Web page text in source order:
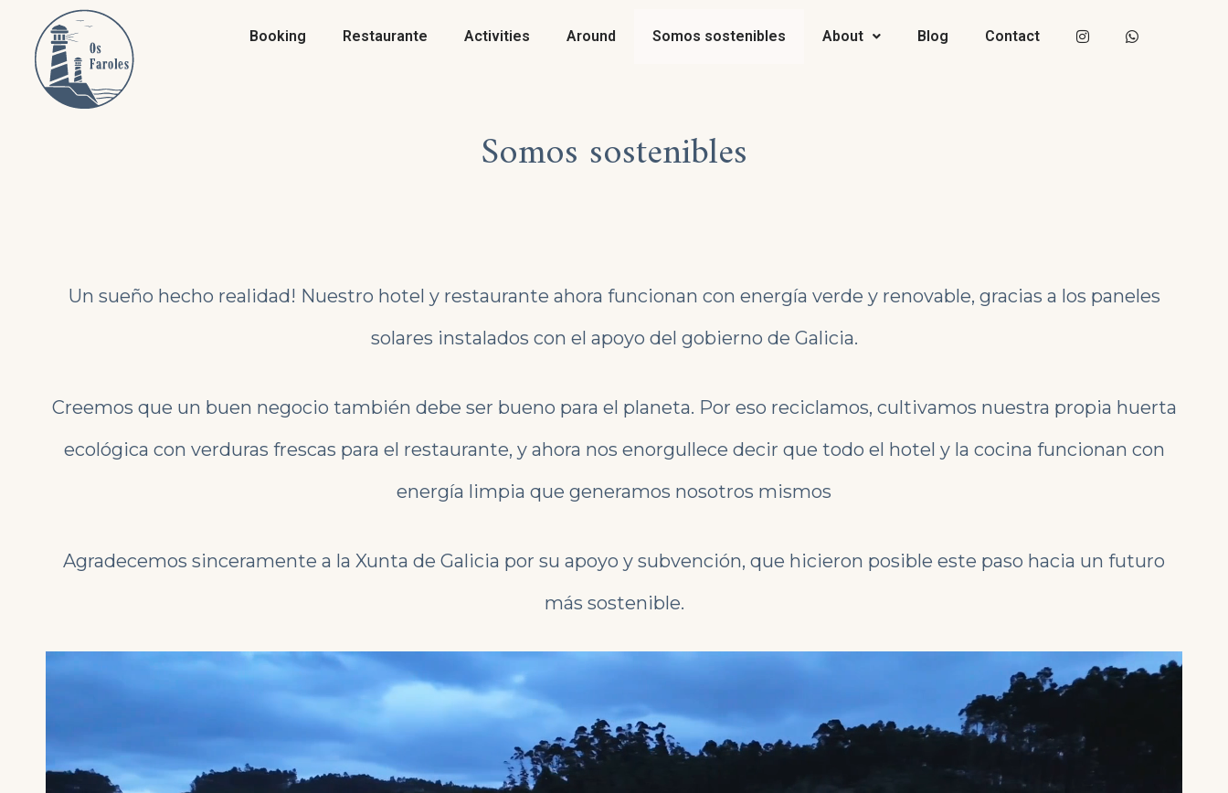
Booking Restaurante Activities Around Somos sostenibles About Blog Contact
Somos sostenibles
Un sueño hecho realidad! Nuestro hotel y restaurante ahora funcionan con energía verde y renovable, gracias a los paneles
solares instalados con el apoyo del gobierno de Galicia.
Creemos que un buen negocio también debe ser bueno para el planeta. Por eso reciclamos, cultivamos nuestra propia huerta
ecológica con verduras frescas para el restaurante, y ahora nos enorgullece decir que todo el hotel y la cocina funcionan con
energía limpia que generamos nosotros mismos
Agradecemos sinceramente a la Xunta de Galicia por su apoyo y subvención, que hicieron posible este paso hacia un futuro
más sostenible.